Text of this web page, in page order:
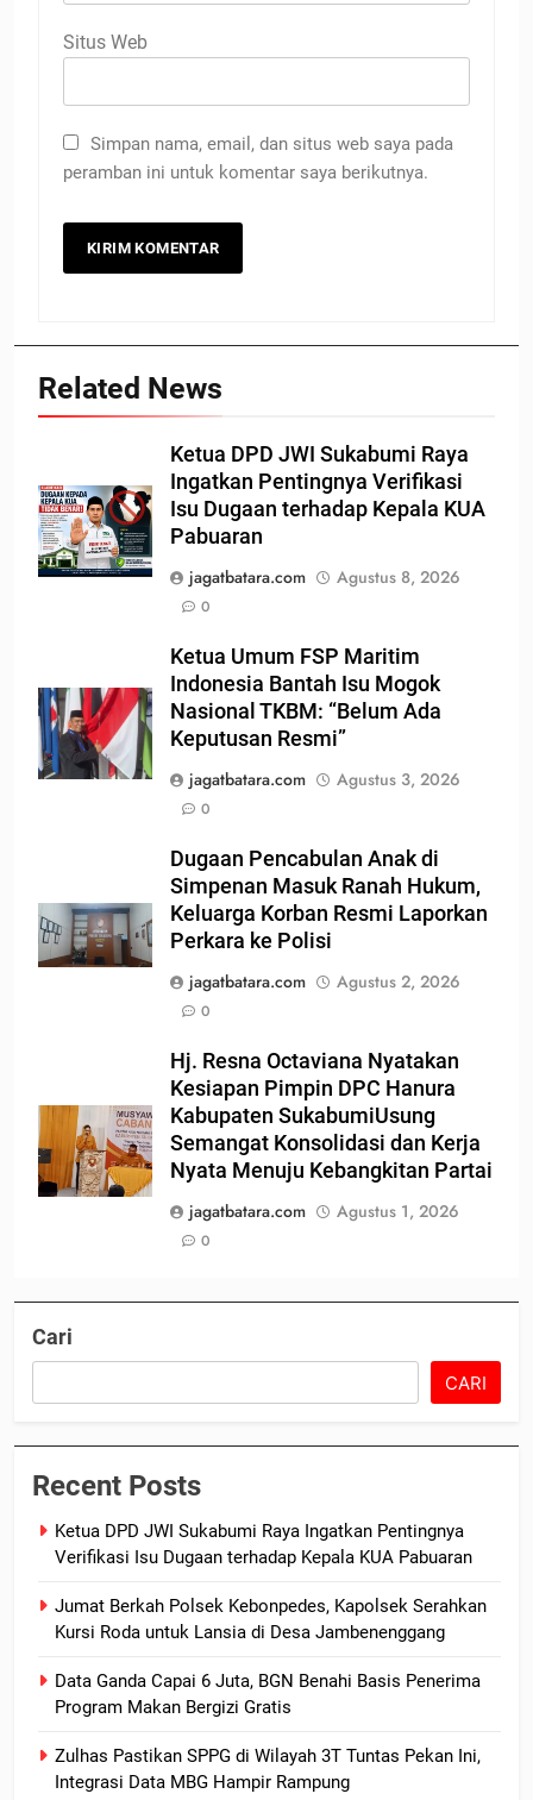
Situs Web
Simpan nama, email, dan situs web saya pada
peramban ini untuk komentar saya berikutnya.
Related News
Ketua DPD JWI Sukabumi Raya
Ingatkan Pentingnya Verifikasi
Isu Dugaan terhadap Kepala KUA
Pabuaran
jagatbatara.com
Agustus 8, 2026
0
Ketua Umum FSP Maritim
Indonesia Bantah Isu Mogok
Nasional TKBM: “Belum Ada
Keputusan Resmi”
jagatbatara.com
Agustus 3, 2026
0
Dugaan Pencabulan Anak di
Simpenan Masuk Ranah Hukum,
Keluarga Korban Resmi Laporkan
Perkara ke Polisi
jagatbatara.com
Agustus 2, 2026
0
Hj. Resna Octaviana Nyatakan
Kesiapan Pimpin DPC Hanura
Kabupaten SukabumiUsung
Semangat Konsolidasi dan Kerja
Nyata Menuju Kebangkitan Partai
jagatbatara.com
Agustus 1, 2026
0
Cari
CARI
Recent Posts
Ketua DPD JWI Sukabumi Raya Ingatkan Pentingnya
Verifikasi Isu Dugaan terhadap Kepala KUA Pabuaran
Jumat Berkah Polsek Kebonpedes, Kapolsek Serahkan
Kursi Roda untuk Lansia di Desa Jambenenggang
Data Ganda Capai 6 Juta, BGN Benahi Basis Penerima
Program Makan Bergizi Gratis
Zulhas Pastikan SPPG di Wilayah 3T Tuntas Pekan Ini,
Integrasi Data MBG Hampir Rampung